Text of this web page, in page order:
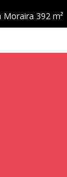
Moraira 392 m²